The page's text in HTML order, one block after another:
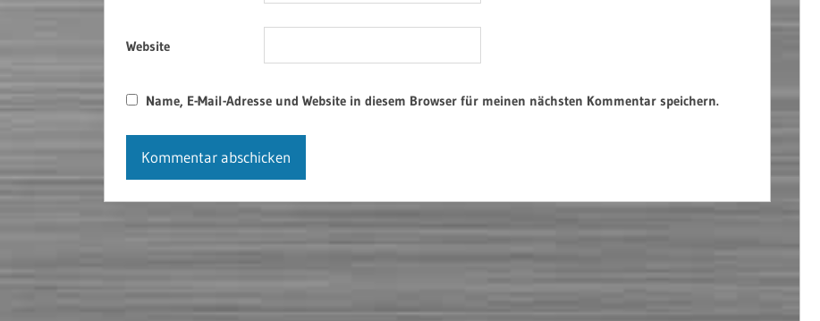
Website
Name, E-Mail-Adresse und Website in diesem Browser für meinen nächsten Kommentar speichern.